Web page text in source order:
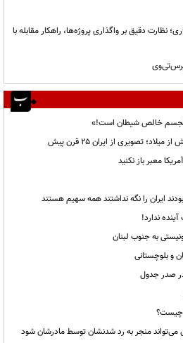
نظارت دقیق بر واگذاری پروژه‌ها، راهکار مقابله با
پرس‌تی‌وی
تجسم خالص شیطان است!»
معبر باز نکنید
ایران را نگه نداشتند همه سهیم هستند
ندارد!
به جنوب لبنان
و بلوچستانی
صدر جدول
چیست؟
منجر به رد شدنشان توسط مادرشان شود